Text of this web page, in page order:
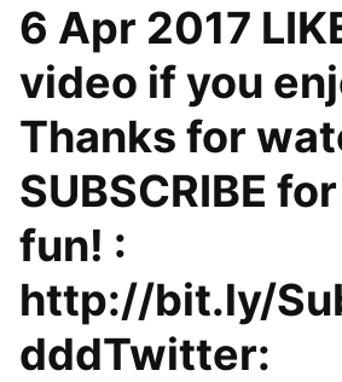
6 Apr 2017
video if you
Thanks for
SUBSCRIBE
fun! :
http://bit.ly/
dddTwitter: